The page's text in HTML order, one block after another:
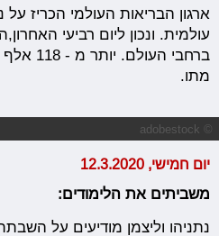
ארגון הבריאות העולמי הכריז
מתו.
© adobestock
יום חמישי, 12.3.2020
משביתים את הלימודים:
נתניהו וליצמן מודיעים על